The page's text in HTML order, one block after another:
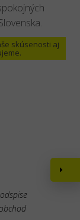
skúsenosti aj